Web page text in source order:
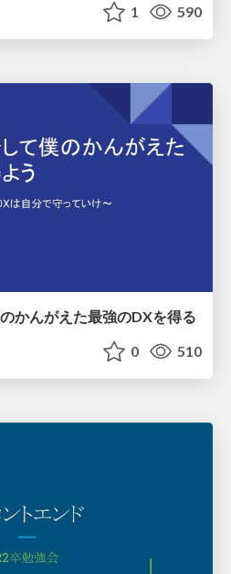
1 590
かんがえた最強のDXを得る
0 510